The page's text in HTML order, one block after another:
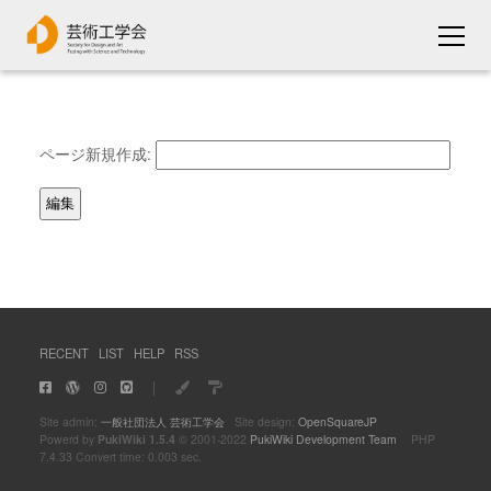
ページ新規作成:
RECENT LIST HELP RSS
｜
Site admin: 一般社団法人 芸術工学会Site design: OpenSquareJP
Powerd by PukiWiki 1.5.4 © 2001-2022 PukiWiki Development Team PHP
7.4.33 Convert time: 0.003 sec.